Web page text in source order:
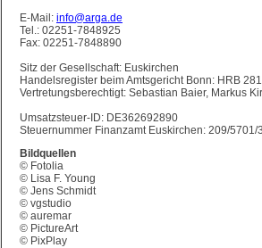
E-Mail: info@arga.de
Tel.: 02251-7848925
Fax: 02251-7848890
Sitz der Gesellschaft: Euskirchen
Handelsregister beim Amtsgericht Bonn: HRB
Vertretungsberechtigt: Sebastian Baier, Markus
Umsatzsteuer-ID: DE362692890
Steuernummer Finanzamt Euskirchen: 209/5701/
Bildquellen
© Fotolia
© Lisa F. Young
© Jens Schmidt
© vgstudio
© auremar
© PictureArt
© PixPlay